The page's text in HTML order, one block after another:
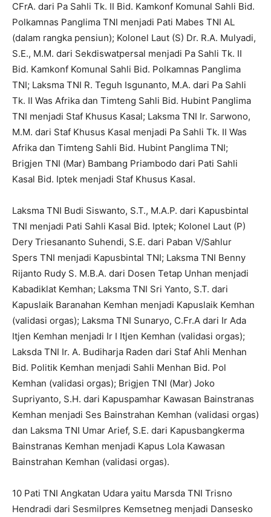
CFrA. dari Pa Sahli Tk. II Bid. Kamkonf Komunal Sahli Bid.
Polkamnas Panglima TNI menjadi Pati Mabes TNI AL
(dalam rangka pensiun); Kolonel Laut (S) Dr. R.A. Mulyadi,
S.E., M.M. dari Sekdiswatpersal menjadi Pa Sahli Tk. II
Bid. Kamkonf Komunal Sahli Bid. Polkamnas Panglima
TNI; Laksma TNI R. Teguh Isgunanto, M.A. dari Pa Sahli
Tk. II Was Afrika dan Timteng Sahli Bid. Hubint Panglima
TNI menjadi Staf Khusus Kasal; Laksma TNI Ir. Sarwono,
M.M. dari Staf Khusus Kasal menjadi Pa Sahli Tk. II Was
Afrika dan Timteng Sahli Bid. Hubint Panglima TNI;
Brigjen TNI (Mar) Bambang Priambodo dari Pati Sahli
Kasal Bid. Iptek menjadi Staf Khusus Kasal.
Laksma TNI Budi Siswanto, S.T., M.A.P. dari Kapusbintal
TNI menjadi Pati Sahli Kasal Bid. Iptek; Kolonel Laut (P)
Dery Triesananto Suhendi, S.E. dari Paban V/Sahlur
Spers TNI menjadi Kapusbintal TNI; Laksma TNI Benny
Rijanto Rudy S. M.B.A. dari Dosen Tetap Unhan menjadi
Kabadiklat Kemhan; Laksma TNI Sri Yanto, S.T. dari
Kapuslaik Baranahan Kemhan menjadi Kapuslaik Kemhan
(validasi orgas); Laksma TNI Sunaryo, C.Fr.A dari Ir Ada
Itjen Kemhan menjadi Ir I Itjen Kemhan (validasi orgas);
Laksda TNI Ir. A. Budiharja Raden dari Staf Ahli Menhan
Bid. Politik Kemhan menjadi Sahli Menhan Bid. Pol
Kemhan (validasi orgas); Brigjen TNI (Mar) Joko
Supriyanto, S.H. dari Kapuspamhar Kawasan Bainstranas
Kemhan menjadi Ses Bainstrahan Kemhan (validasi orgas)
dan Laksma TNI Umar Arief, S.E. dari Kapusbangkerma
Bainstranas Kemhan menjadi Kapus Lola Kawasan
Bainstrahan Kemhan (validasi orgas).
10 Pati TNI Angkatan Udara yaitu Marsda TNI Trisno
Hendradi dari Sesmilpres Kemsetneg menjadi Dansesko